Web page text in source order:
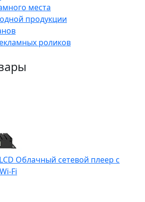
места
продукции
роликов
Облачный сетевой плеер с
Fi